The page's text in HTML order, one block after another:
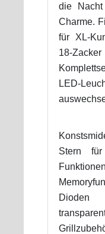
die
Charme.
für XL-
18-
LED-
Stern